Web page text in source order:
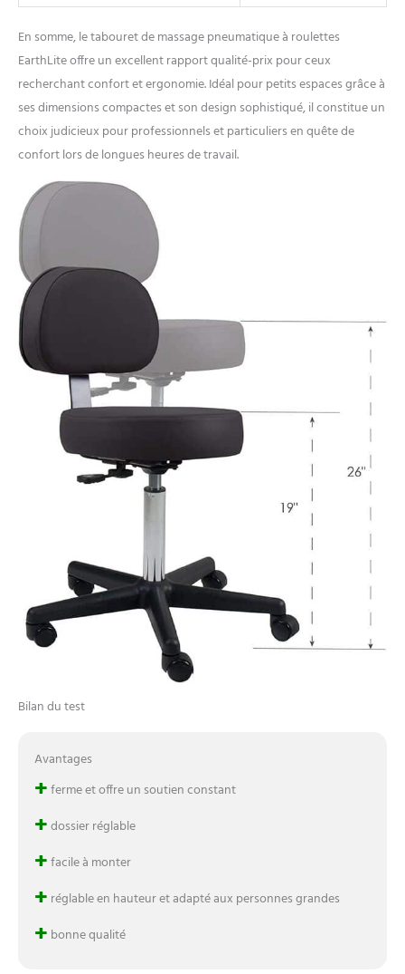
En somme, le tabouret de massage pneumatique à roulettes
EarthLite offre un excellent rapport qualité-prix pour ceux
recherchant confort et ergonomie. Idéal pour petits espaces grâce à
ses dimensions compactes et son design sophistiqué, il constitue un
choix judicieux pour professionnels et particuliers en quête de
confort lors de longues heures de travail.
Bilan du test
Avantages
+ferme et offre un soutien constant
+dossier réglable
+facile à monter
+ réglable en hauteur et adapté aux personnes grandes
+ bonne qualité